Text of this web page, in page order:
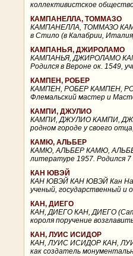
коллективистское
КАМПАНЕЛЛА, ТОММАЗО
КАМПАНЕЛЛА, ТОММАЗО
в Стило (в Калабрии,
КАМПАНЬЯ, ДЖИРОЛАМО
КАМПАНЬЯ, ДЖИРОЛАМО
Родился в Вероне ок. 1549,
КАМПЕН, РОБЕР
КАМПЕН, РОБЕР КАМПЕН,
Флемальский мастер и
КАМПИ, ДЖУЛИО
КАМПИ, ДЖУЛИО КАМПИ,
родном городе у своего
КАМЮ, АЛЬБЕР
КАМЮ, АЛЬБЕР КАМЮ, АЛЬБЕР
литературе 1957. Родился 7
КАН ЮВЭЙ
КАН ЮВЭЙ КАН ЮВЭЙ Кан
ученый, государственный и
КАН, ДИЕГО
КАН, ДИЕГО КАН, ДИЕГО
короля поручение
КАН, ЛУИС ИСИДОР
КАН, ЛУИС ИСИДОР КАН,
как создатель